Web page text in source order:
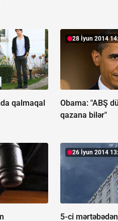
qalmaqal
28 İyun 2014
Obama: "ABŞ
qazana bilər"
26 İyun 2014
5-ci mərtəbədən